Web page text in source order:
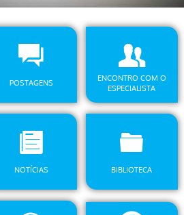
POSTAGENS
ENCONTRO COM O
ESPECIALISTA
NOTÍCIAS BIBLIOTECA